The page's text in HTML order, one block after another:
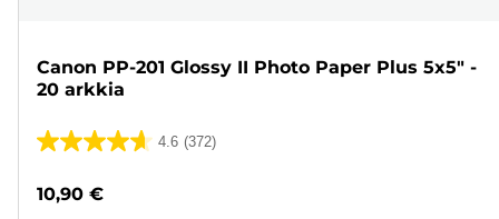
Canon PP-201 Glossy II Photo Paper Plus 5x5" -
20 arkkia
4.6 (372)
4.6/5
372
10,90 €